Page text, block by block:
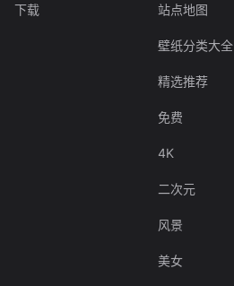
下载 站点地图
壁纸分类大全
精选推荐
免费
4K
二次元
风景
美女